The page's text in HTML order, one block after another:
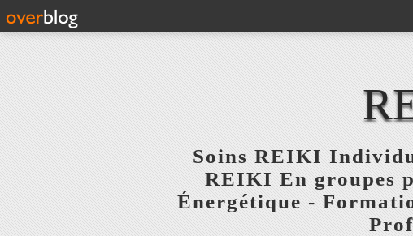
Soins REIKI
REIKI En groupes
Énergétique -